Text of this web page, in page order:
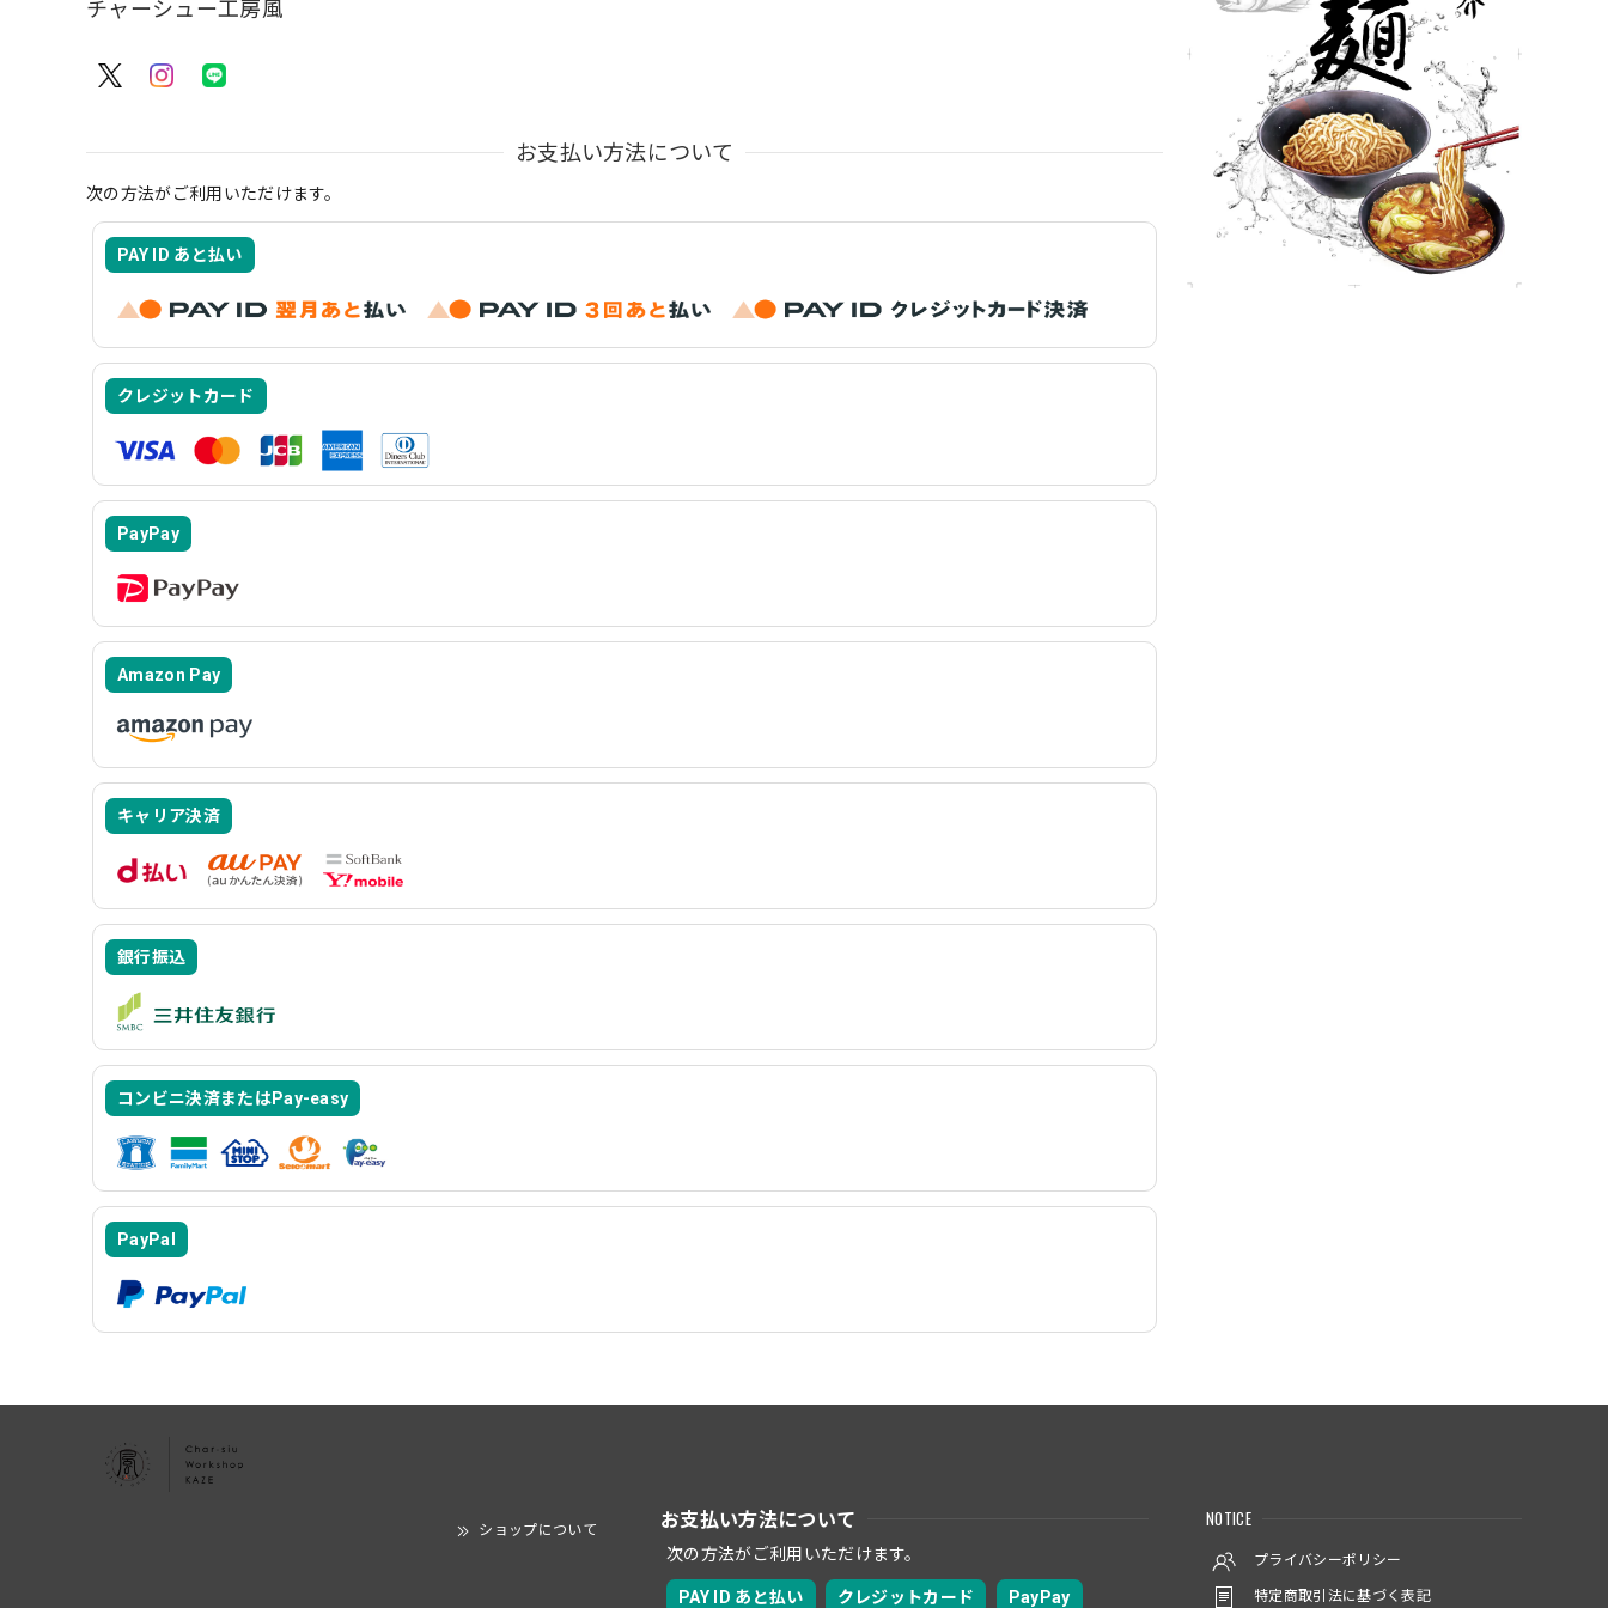
チャーシュー工房風
お支払い方法について
次の方法がご利用いただけます。
PAY ID あと払い
クレジットカード
PayPay
Amazon Pay
キャリア決済
銀行振込
コンビニ決済またはPay-easy
PayPal
ショップについて お支払い方法について
次の方法がご利用いただけます。
PAY ID あと払い クレジットカード PayPay
NOTICE
プライバシーポリシー
特定商取引法に基づく表記